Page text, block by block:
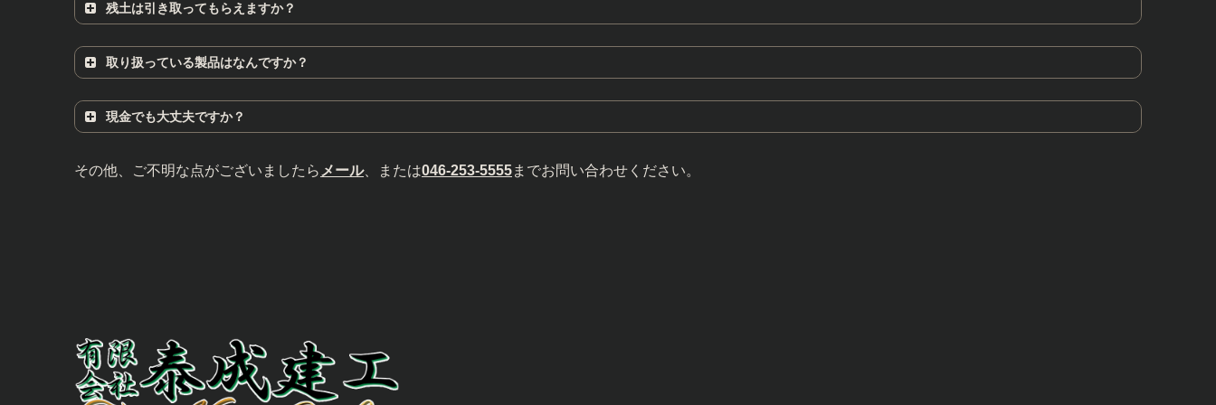
残土は引き取ってもらえますか？
取り扱っている製品はなんですか？
現金でも大丈夫ですか？
その他、ご不明な点がございましたら メール、または046-253-5555までお問い合わせください。